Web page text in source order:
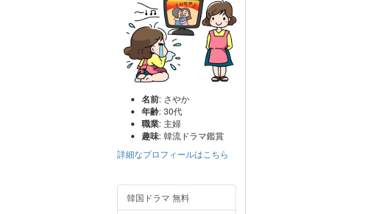
名前: さやか
年齢: 30代
職業: 主婦
趣味: 韓流ドラマ鑑賞
詳細なプロフィールはこちら
韓国ドラマ 無料